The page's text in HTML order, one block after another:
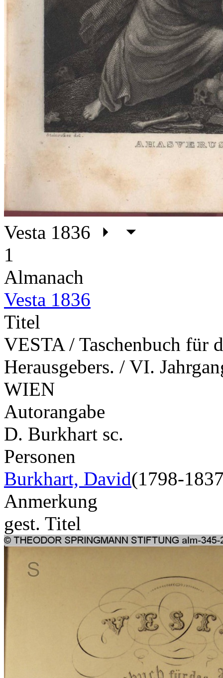
Vesta 1836
1
Almanach
Vesta 1836
Titel
VESTA / Taschenbuch für
Herausgebers. / VI.
WIEN
Autorangabe
D. Burkhart sc.
Personen
Burkhart, David(1798-
Anmerkung
gest. Titel